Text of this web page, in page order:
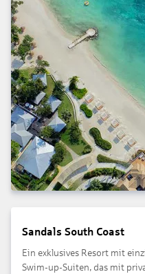
Sandals South Coast
Ein exklusives Resort mit
Swim-up-Suiten, das mit